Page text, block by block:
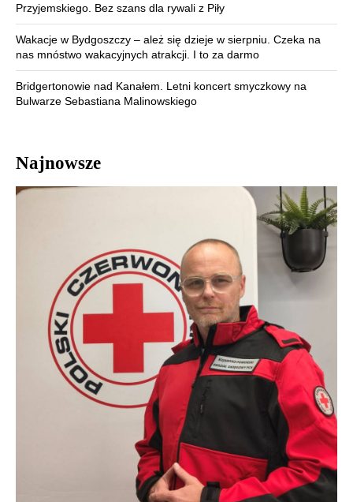
Przyjemskiego. Bez szans dla rywali z Piły
Wakacje w Bydgoszczy – ależ się dzieje w sierpniu. Czeka na
nas mnóstwo wakacyjnych atrakcji. I to za darmo
Bridgertonowie nad Kanałem. Letni koncert smyczkowy na
Bulwarze Sebastiana Malinowskiego
Najnowsze